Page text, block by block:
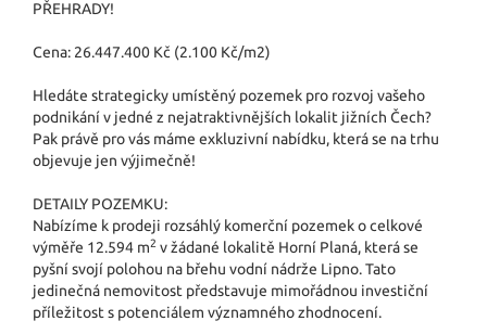
PŘEHRADY!
Cena: 26.447.400 Kč (2.100 Kč/m2)
Hledáte strategicky umístěný pozemek pro rozvoj vašeho
podnikání v jedné z nejatraktiv­nějších lokalit jižních Čech?
Pak právě pro vás máme exkluzivní nabídku, která se na trhu
objevuje jen výjimečně!
DETAILY POZEMKU:
Nabízíme k prodeji rozsáhlý komerční pozemek o celkové
výměře 12.594 m2 v žádané lokalitě Horní Planá, která se
pyšní svojí polohou na břehu vodní nádrže Lipno. Tato
jedinečná nemovitost představuje mimořádnou investiční
příležitost s potenciálem významného zhodnocení.